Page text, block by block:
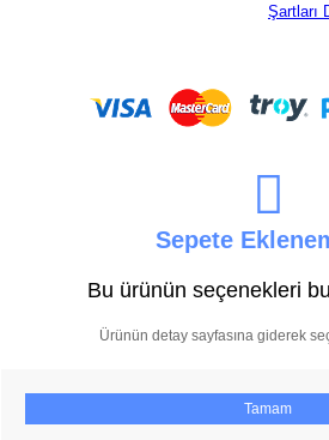
Şartları
Sepete
Bu ürünün seçenekleri
Ürünün detay sayfasına giderek
Tamam